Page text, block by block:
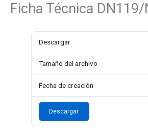
Ficha Técnica DN119/
Descargar
Tamaño del archivo
Fecha de creación
Descargar